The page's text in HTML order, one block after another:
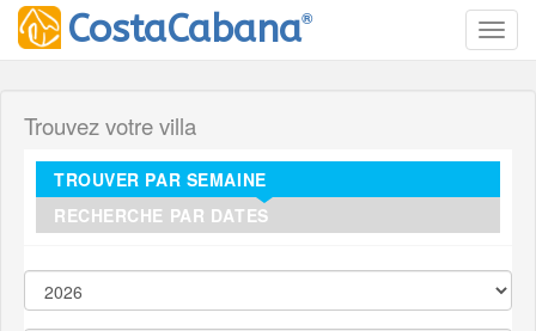
CostaCabana®
Trouvez votre villa
TROUVER PAR SEMAINE
RECHERCHE PAR DATES